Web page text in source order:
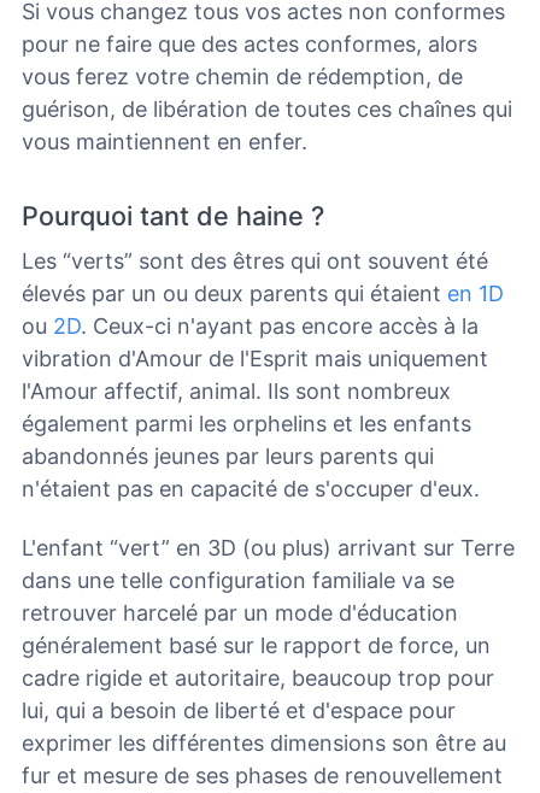
Si vous changez tous vos actes non conformes
pour ne faire que des actes conformes, alors
vous ferez votre chemin de rédemption, de
guérison, de libération de toutes ces chaînes qui
vous maintiennent en enfer.
Pourquoi tant de haine ?
Les “verts” sont des êtres qui ont souvent été
élevés par un ou deux parents qui étaient en 1D
ou 2D. Ceux-ci n'ayant pas encore accès à la
vibration d'Amour de l'Esprit mais uniquement
l'Amour affectif, animal. Ils sont nombreux
également parmi les orphelins et les enfants
abandonnés jeunes par leurs parents qui
n'étaient pas en capacité de s'occuper d'eux.
L'enfant “vert” en 3D (ou plus) arrivant sur Terre
dans une telle configuration familiale va se
retrouver harcelé par un mode d'éducation
généralement basé sur le rapport de force, un
cadre rigide et autoritaire, beaucoup trop pour
lui, qui a besoin de liberté et d'espace pour
exprimer les différentes dimensions son être au
fur et mesure de ses phases de renouvellement